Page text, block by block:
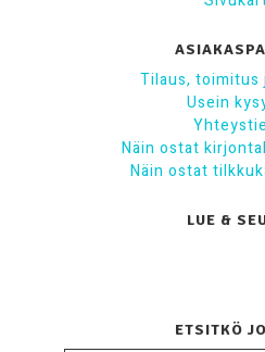
Tilaus, toimitus
Usein
Näin ostat
Näin ostat
LUE &
ETSITKÖ